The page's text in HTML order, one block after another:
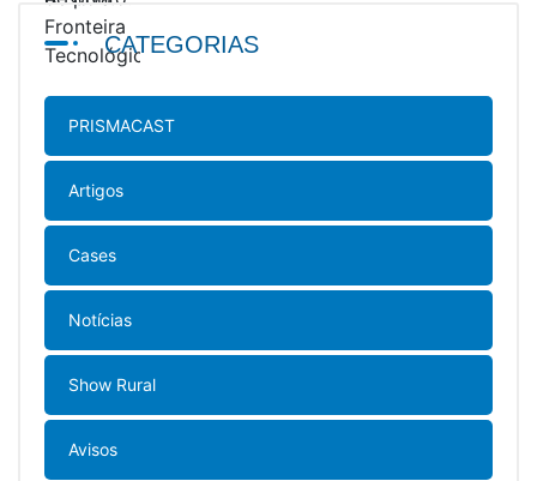
CATEGORIAS
PRISMACAST
Artigos
Cases
Notícias
Show Rural
Avisos